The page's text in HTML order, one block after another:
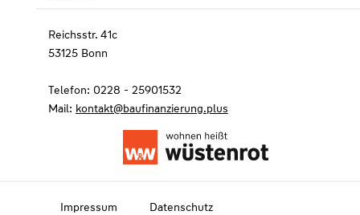
Reichsstr. 41c
53125 Bonn
Telefon: 0228 - 25901532
Mail: kontakt@baufinanzierung.plus
Impressum Datenschutz